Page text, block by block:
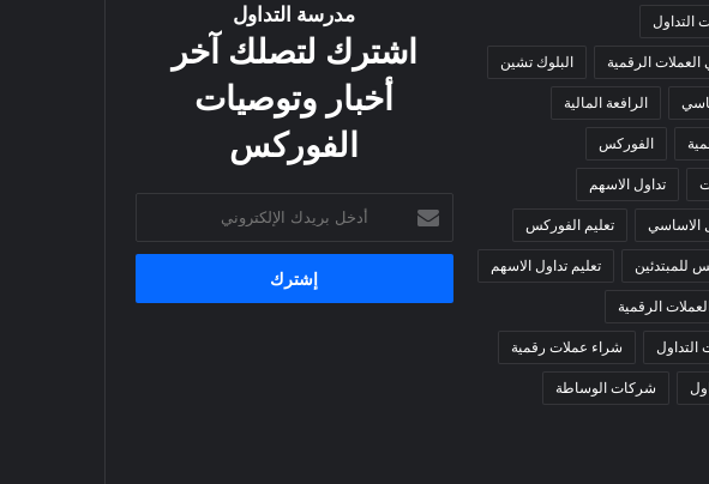
العملات الرقمية البلوك تشين
الرافعة المالية
الفوركس
تداول الاسهم
الاساسي تعليم الفوركس
للمبتدئين تعليم تداول الاسهم
الرقمية
التداول شراء عملات رقمية
شركات الوساطة
مدرسة التداول
اشترك لتصلك آخر
أخبار وتوصيات
الفوركس
بريدك
الإلكتروني